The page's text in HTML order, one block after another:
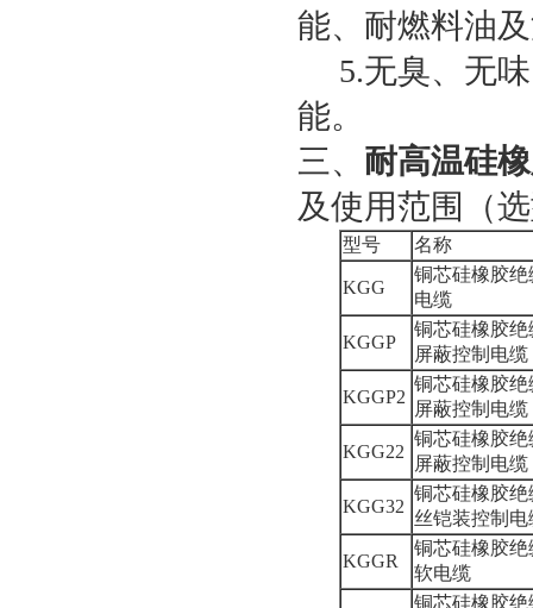
能、耐燃料油
5.无臭、无味
能。
三、 耐高温硅
及使用范围（
型号 名称
KGG
铜芯硅橡胶
电缆
KGGP
铜芯硅橡胶
屏蔽控制电缆
KGGP2
铜芯硅橡胶
屏蔽控制电缆
KGG22
铜芯硅橡胶
屏蔽控制电缆
KGG32
铜芯硅橡胶
丝铠装控制电
KGGR
铜芯硅橡胶
软电缆
铜芯硅橡胶